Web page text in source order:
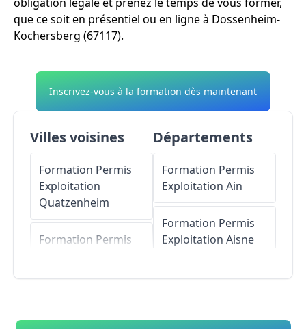
que ce soit en présentiel ou en ligne à Dossenheim-
Kochersberg (67117).
Inscrivez-vous à la formation dès maintenant
Villes voisines
Formation Permis
Exploitation
Quatzenheim
Formation Permis
Formation Permis
Exploitation
Départements
Formation Permis
Exploitation Ain
Formation Permis
Exploitation Aisne
Formation Permis